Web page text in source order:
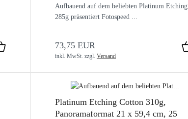
Aufbauend auf dem beliebten Platinum Etching
285g präsentiert Fotospeed ...
73,75 EUR
inkl. MwSt. zzgl. Versand
Platinum Etching Cotton 310g,
Panoramaformat 21 x 59,4 cm, 25